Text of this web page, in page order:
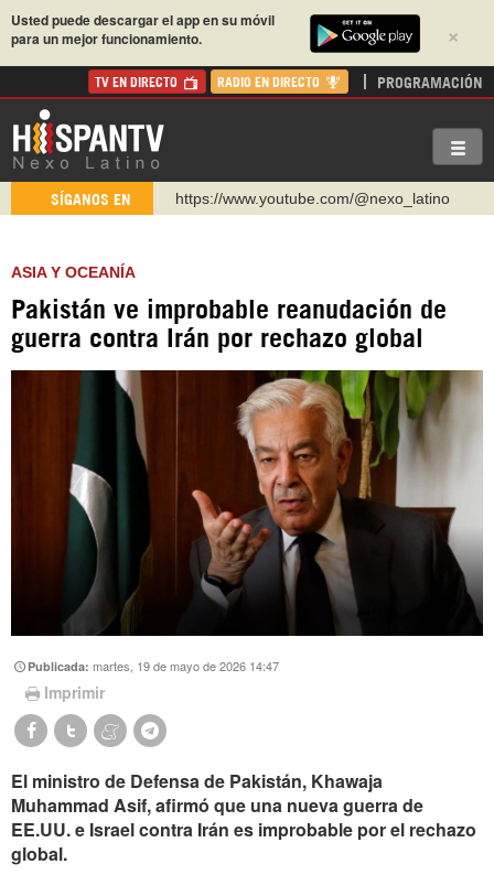
×
Usted puede descargar el app en su móvil
para un mejor funcionamiento.
TV EN DIRECTO RADIO EN DIRECTO PROGRAMACIÓN
SÍGANOS EN
https://www.youtube.com/@nexo_latino
https://urmedium.com/c/hispantv
WhatsApp y Viber: +98 921 79 29 404
https://www.facebook.com/Nexolatino.Canal
ASIA Y OCEANÍA
Pakistán ve improbable reanudación de
guerra contra Irán por rechazo global
Publicada:martes, 19 de mayo de 2026 14:47
Imprimir
El ministro de Defensa de Pakistán, Khawaja
Muhammad Asif, afirmó que una nueva guerra de
EE.UU. e Israel contra Irán es improbable por el rechazo
global.